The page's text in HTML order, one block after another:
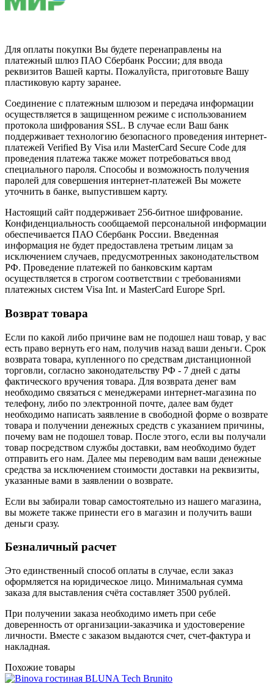
Для оплаты покупки Вы будете перенаправлены на
платежный шлюз ПАО Сбербанк России; для ввода
реквизитов Вашей карты. Пожалуйста, приготовьте Вашу
пластиковую карту заранее.
Соединение с платежным шлюзом и передача информации
осуществляется в защищенном режиме с использованием
протокола шифрования SSL. В случае если Ваш банк
поддерживает технологию безопасного проведения интернет-
платежей Verified By Visa или MasterCard Secure Code для
проведения платежа также может потребоваться ввод
специального пароля. Способы и возможность получения
паролей для совершения интернет-платежей Вы можете
уточнить в банке, выпустившем карту.
Настоящий сайт поддерживает 256-битное шифрование.
Конфиденциальность сообщаемой персональной информации
обеспечивается ПАО Сбербанк России. Введенная
информация не будет предоставлена третьим лицам за
исключением случаев, предусмотренных законодательством
РФ. Проведение платежей по банковским картам
осуществляется в строгом соответствии с требованиями
платежных систем Visa Int. и MasterCard Europe Sprl.
Возврат товара
Если по какой либо причине вам не подошел наш товар, у вас
есть право вернуть его нам, получив назад ваши деньги. Срок
возврата товара, купленного по средствам дистанционной
торговли, согласно законодательству РФ - 7 дней с даты
фактического вручения товара. Для возврата денег вам
необходимо связаться с менеджерами интернет-магазина по
телефону, либо по электронной почте, далее вам будет
необходимо написать заявление в свободной форме о возврате
товара и получении денежных средств с указанием причины,
почему вам не подошел товар. После этого, если вы получали
товар посредством службы доставки, вам необходимо будет
отправить его нам. Далее мы переводим вам ваши денежные
средства за исключением стоимости доставки на реквизиты,
указанные вами в заявлении о возврате.
Если вы забирали товар самостоятельно из нашего магазина,
вы можете также принести его в магазин и получить ваши
деньги сразу.
Безналичный расчет
Это единственный способ оплаты в случае, если заказ
оформляется на юридическое лицо. Минимальная сумма
заказа для выставления счёта составляет 3500 рублей.
При получении заказа необходимо иметь при себе
доверенность от организации-заказчика и удостоверение
личности. Вместе с заказом выдаются счет, счет-фактура и
накладная.
Похожие товары